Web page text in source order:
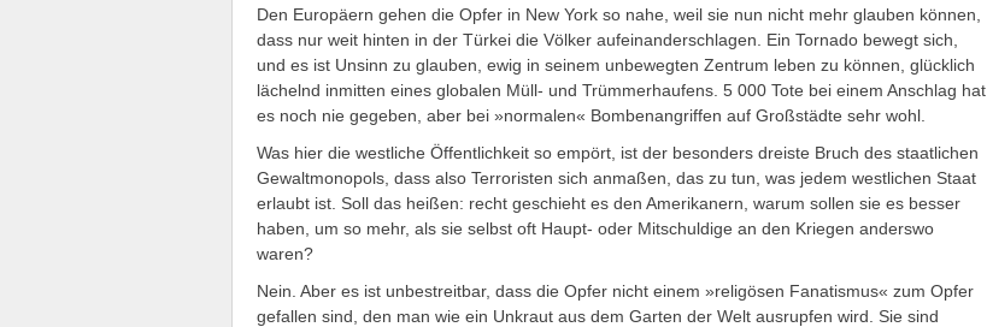
Den Europäern gehen die Opfer in New York so nahe, weil sie nun nicht mehr glauben können,
dass nur weit hinten in der Türkei die Völker aufeinanderschlagen. Ein Tornado bewegt sich,
und es ist Unsinn zu glauben, ewig in seinem unbewegten Zentrum leben zu können, glücklich
lächelnd inmitten eines globalen Müll- und Trümmerhaufens. 5 000 Tote bei einem Anschlag hat
es noch nie gegeben, aber bei »normalen« Bombenangriffen auf Großstädte sehr wohl.
Was hier die westliche Öffentlichkeit so empört, ist der besonders dreiste Bruch des staatlichen
Gewaltmonopols, dass also Terroristen sich anmaßen, das zu tun, was jedem westlichen Staat
erlaubt ist. Soll das heißen: recht geschieht es den Amerikanern, warum sollen sie es besser
haben, um so mehr, als sie selbst oft Haupt- oder Mitschuldige an den Kriegen anderswo
waren?
Nein. Aber es ist unbestreitbar, dass die Opfer nicht einem »religösen Fanatismus« zum Opfer
gefallen sind, den man wie ein Unkraut aus dem Garten der Welt ausrupfen wird. Sie sind